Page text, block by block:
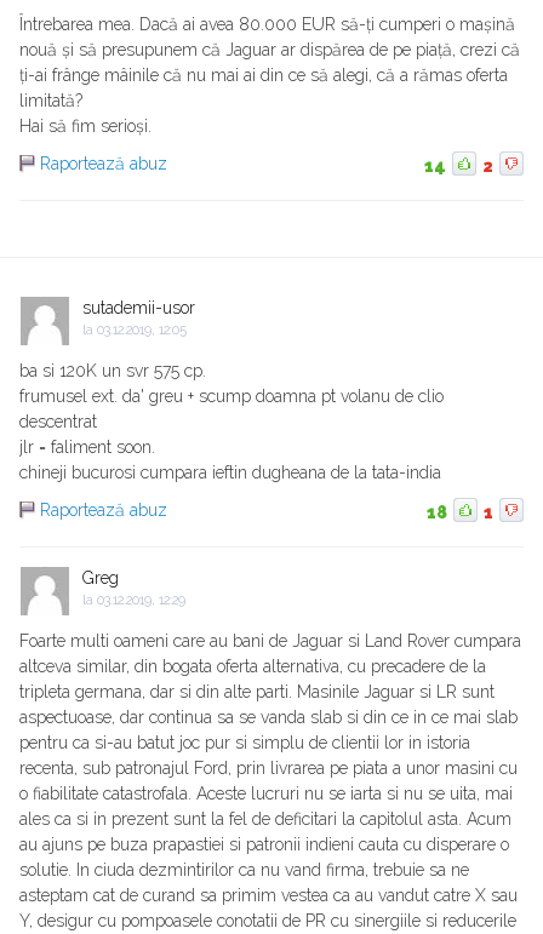
Întrebarea mea. Dacă ai avea 80.000 EUR să-ți cumperi o mașină
nouă și să presupunem că Jaguar ar dispărea de pe piață, crezi că
ți-ai frânge mâinile că nu mai ai din ce să alegi, că a rămas oferta
limitată?
Hai să fim serioși.
Raportează abuz
14 2
sutademii-usor
la 03.12.2019, 12:05
ba si 120K un svr 575 cp.
frumusel ext. da' greu + scump doamna pt volanu de clio
descentrat
jlr = faliment soon.
chineji bucurosi cumpara ieftin dugheana de la tata-india
Raportează abuz
18 1
Greg
la 03.12.2019, 12:29
Foarte multi oameni care au bani de Jaguar si Land Rover cumpara
altceva similar, din bogata oferta alternativa, cu precadere de la
tripleta germana, dar si din alte parti. Masinile Jaguar si LR sunt
aspectuoase, dar continua sa se vanda slab si din ce in ce mai slab
pentru ca si-au batut joc pur si simplu de clientii lor in istoria
recenta, sub patronajul Ford, prin livrarea pe piata a unor masini cu
o fiabilitate catastrofala. Aceste lucruri nu se iarta si nu se uita, mai
ales ca si in prezent sunt la fel de deficitari la capitolul asta. Acum
au ajuns pe buza prapastiei si patronii indieni cauta cu disperare o
solutie. In ciuda dezmintirilor ca nu vand firma, trebuie sa ne
asteptam cat de curand sa primim vestea ca au vandut catre X sau
Y, desigur cu pompoasele conotatii de PR cu sinergiile si reducerile